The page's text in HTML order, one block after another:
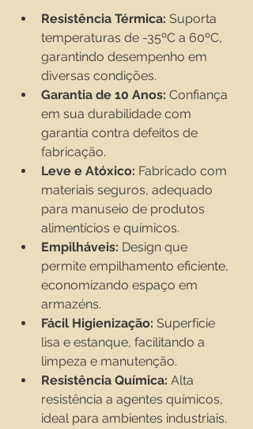
Resistência Térmica: Suporta
temperaturas de -35ºC a 60ºC,
garantindo desempenho em
diversas condições.
Garantia de 10 Anos: Confiança
em sua durabilidade com
garantia contra defeitos de
fabricação.
Leve e Atóxico: Fabricado com
materiais seguros, adequado
para manuseio de produtos
alimentícios e químicos.
Empilháveis: Design que
permite empilhamento eficiente,
economizando espaço em
armazéns.
Fácil Higienização: Superfície
lisa e estanque, facilitando a
limpeza e manutenção.
Resistência Química: Alta
resistência a agentes químicos,
ideal para ambientes industriais.